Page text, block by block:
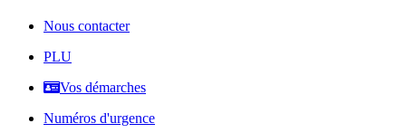
Nous contacter
PLU
Vos démarches
Numéros d'urgence